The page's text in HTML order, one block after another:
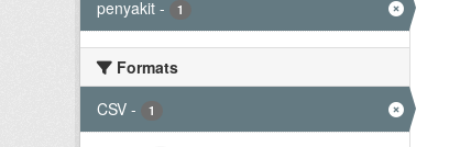
penyakit - 1
Formats
CSV - 1